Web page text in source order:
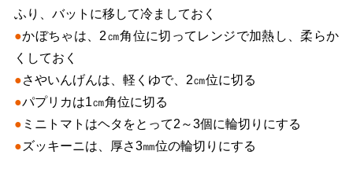
ふり、バットに移して冷ましておく
●かぼちゃは、2㎝角位に切ってレンジで加熱し、柔らか
くしておく
●さやいんげんは、軽くゆで、2㎝位に切る
●パプリカは1㎝角位に切る
● ミニトマトはヘタをとって2～3個に輪切りにする
●ズッキーニは、厚さ3㎜位の輪切りにする